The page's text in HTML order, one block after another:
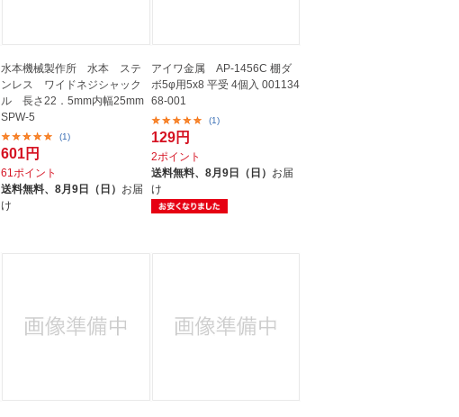
水本機械製作所 水本 ステ
ンレス ワイドネジシャック
ル 長さ22．5mm内幅25mm
SPW-5
(1)
601円
61ポイント
送料無料、8月9日（日） お届
け
アイワ金属 AP-1456C 棚ダ
ボ5φ用5x8 平受 4個入 001134
68-001
(1)
129円
2ポイント
送料無料、 8月9日（日） お届
け